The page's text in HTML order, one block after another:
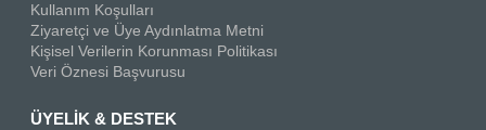
Kullanım Koşulları
Ziyaretçi ve Üye Aydınlatma Metni
Kişisel Verilerin Korunması Politikası
Veri Öznesi Başvurusu
ÜYELİK & DESTEK